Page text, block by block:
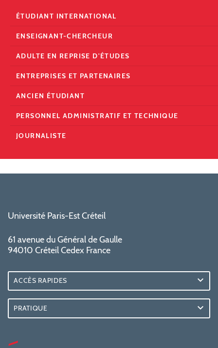
ÉTUDIANT INTERNATIONAL
ENSEIGNANT-CHERCHEUR
ADULTE EN REPRISE D'ÉTUDES
ENTREPRISES ET PARTENAIRES
ANCIEN ÉTUDIANT
PERSONNEL ADMINISTRATIF ET TECHNIQUE
JOURNALISTE
Université Paris-Est Créteil
61 avenue du Général de Gaulle
94010 Créteil Cedex France
ACCÈS RAPIDES
PRATIQUE